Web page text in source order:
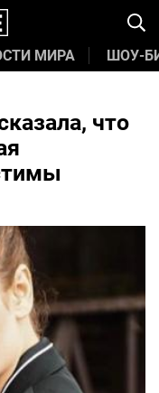
МИРА ШОУ-
что